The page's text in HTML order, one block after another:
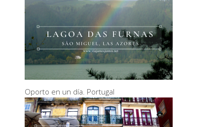
Oporto en un día. Portugal